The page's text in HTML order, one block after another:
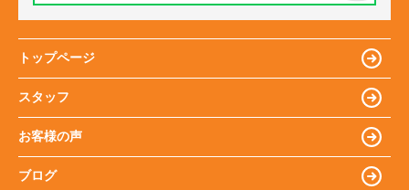
トップページ
スタッフ
お客様の声
ブログ